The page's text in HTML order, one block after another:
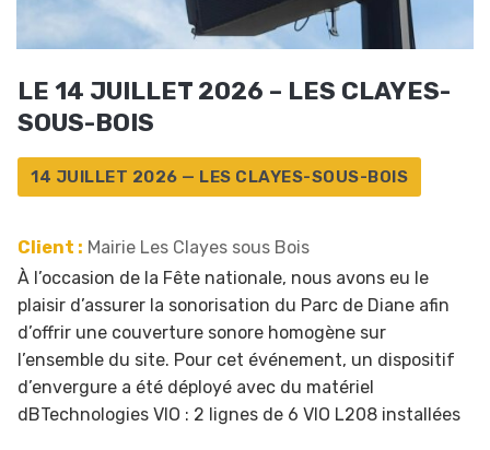
LE 14 JUILLET 2026 – LES CLAYES-
SOUS-BOIS
14 JUILLET 2026 — LES CLAYES-SOUS-BOIS
Client : Mairie Les Clayes sous Bois
À l’occasion de la Fête nationale, nous avons eu le
plaisir d’assurer la sonorisation du Parc de Diane afin
d’offrir une couverture sonore homogène sur
l’ensemble du site. Pour cet événement, un dispositif
d’envergure a été déployé avec du matériel
dBTechnologies VIO : 2 lignes de 6 VIO L208 installées